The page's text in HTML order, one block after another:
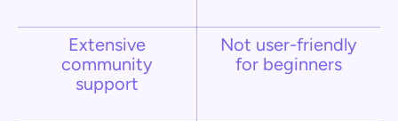
Extensive
community
support
Not user-friendly
for beginners